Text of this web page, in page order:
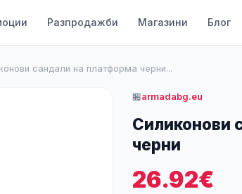
Разпродажби Магазини Блог
сандали на платформа черни...
🏪armadabg.eu
Силиконови
черни
26.92€